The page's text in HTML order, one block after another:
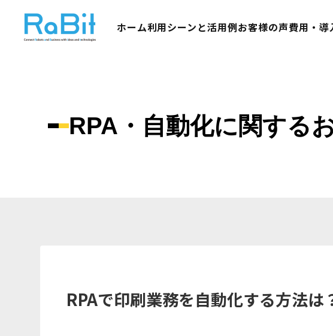
ホーム利用シーンと活用例お客様の声費用・導
RPA・自動化に関する
RPAで印刷業務を自動化する方法